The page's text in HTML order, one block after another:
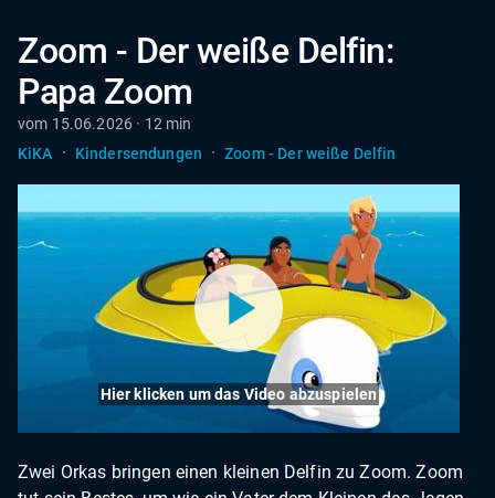
Zoom - Der weiße Delfin:
Papa Zoom
vom 15.06.2026 · 12 min
KiKA
· Kindersendungen · Zoom - Der weiße Delfin
Hier klicken um das Video abzuspielen
Zwei Orkas bringen einen kleinen Delfin zu Zoom. Zoom